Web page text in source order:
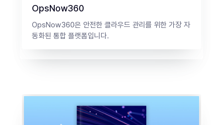
OpsNow360
OpsNow360은 안전한 클라우드 관리를 위한 가장 자
동화된 통합 플랫폼입니다.